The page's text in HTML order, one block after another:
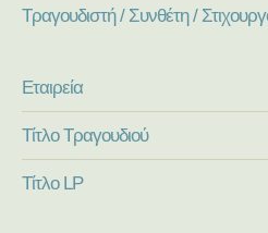
Τραγουδιστή / Συνθέτη /
Εταιρεία
Τίτλο Τραγουδιού
Τίτλο LP